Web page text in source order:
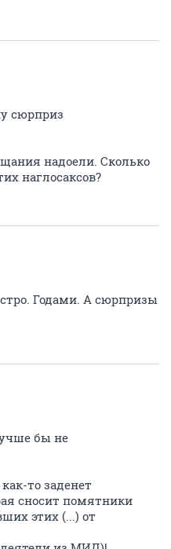
сюрприз
надоели. Сколько
наглосаксов?
Годами. А сюрпризы
бы не
то заденет
сносит помятники
этих (...) от